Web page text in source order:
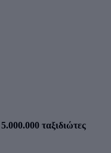
5.000.000 ταξιδιώτες